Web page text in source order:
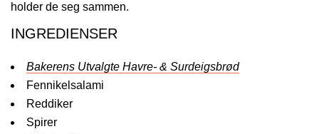
holder de seg sammen.
INGREDIENSER
Bakerens Utvalgte Havre- & Surdeigsbrød
Fennikelsalami
Reddiker
Spirer